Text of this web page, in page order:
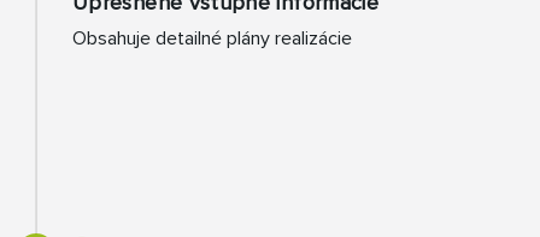
Obsahuje detailné plány realizácie